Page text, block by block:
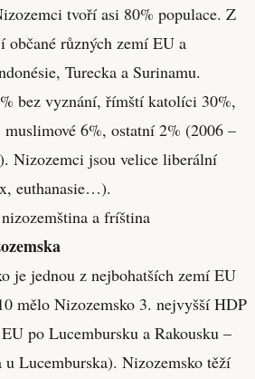
tvoří asi 80% populace. Z
občané různých zemí EU a
Turecka a Surinamu.
bez vyznání, římští katolíci 30%,
6%, ostatní 2% (2006 –
Nizozemci jsou velice liberální
euthanasie…).
a fríština
je jednou z nejbohatších zemí EU
mělo Nizozemsko 3. nejvyšší HDP
po Lucembursku a Rakousku –
Lucemburska). Nizozemsko těží